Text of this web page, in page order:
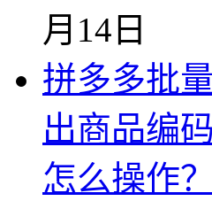
月14日
拼多多批
出商品编
怎么操作？